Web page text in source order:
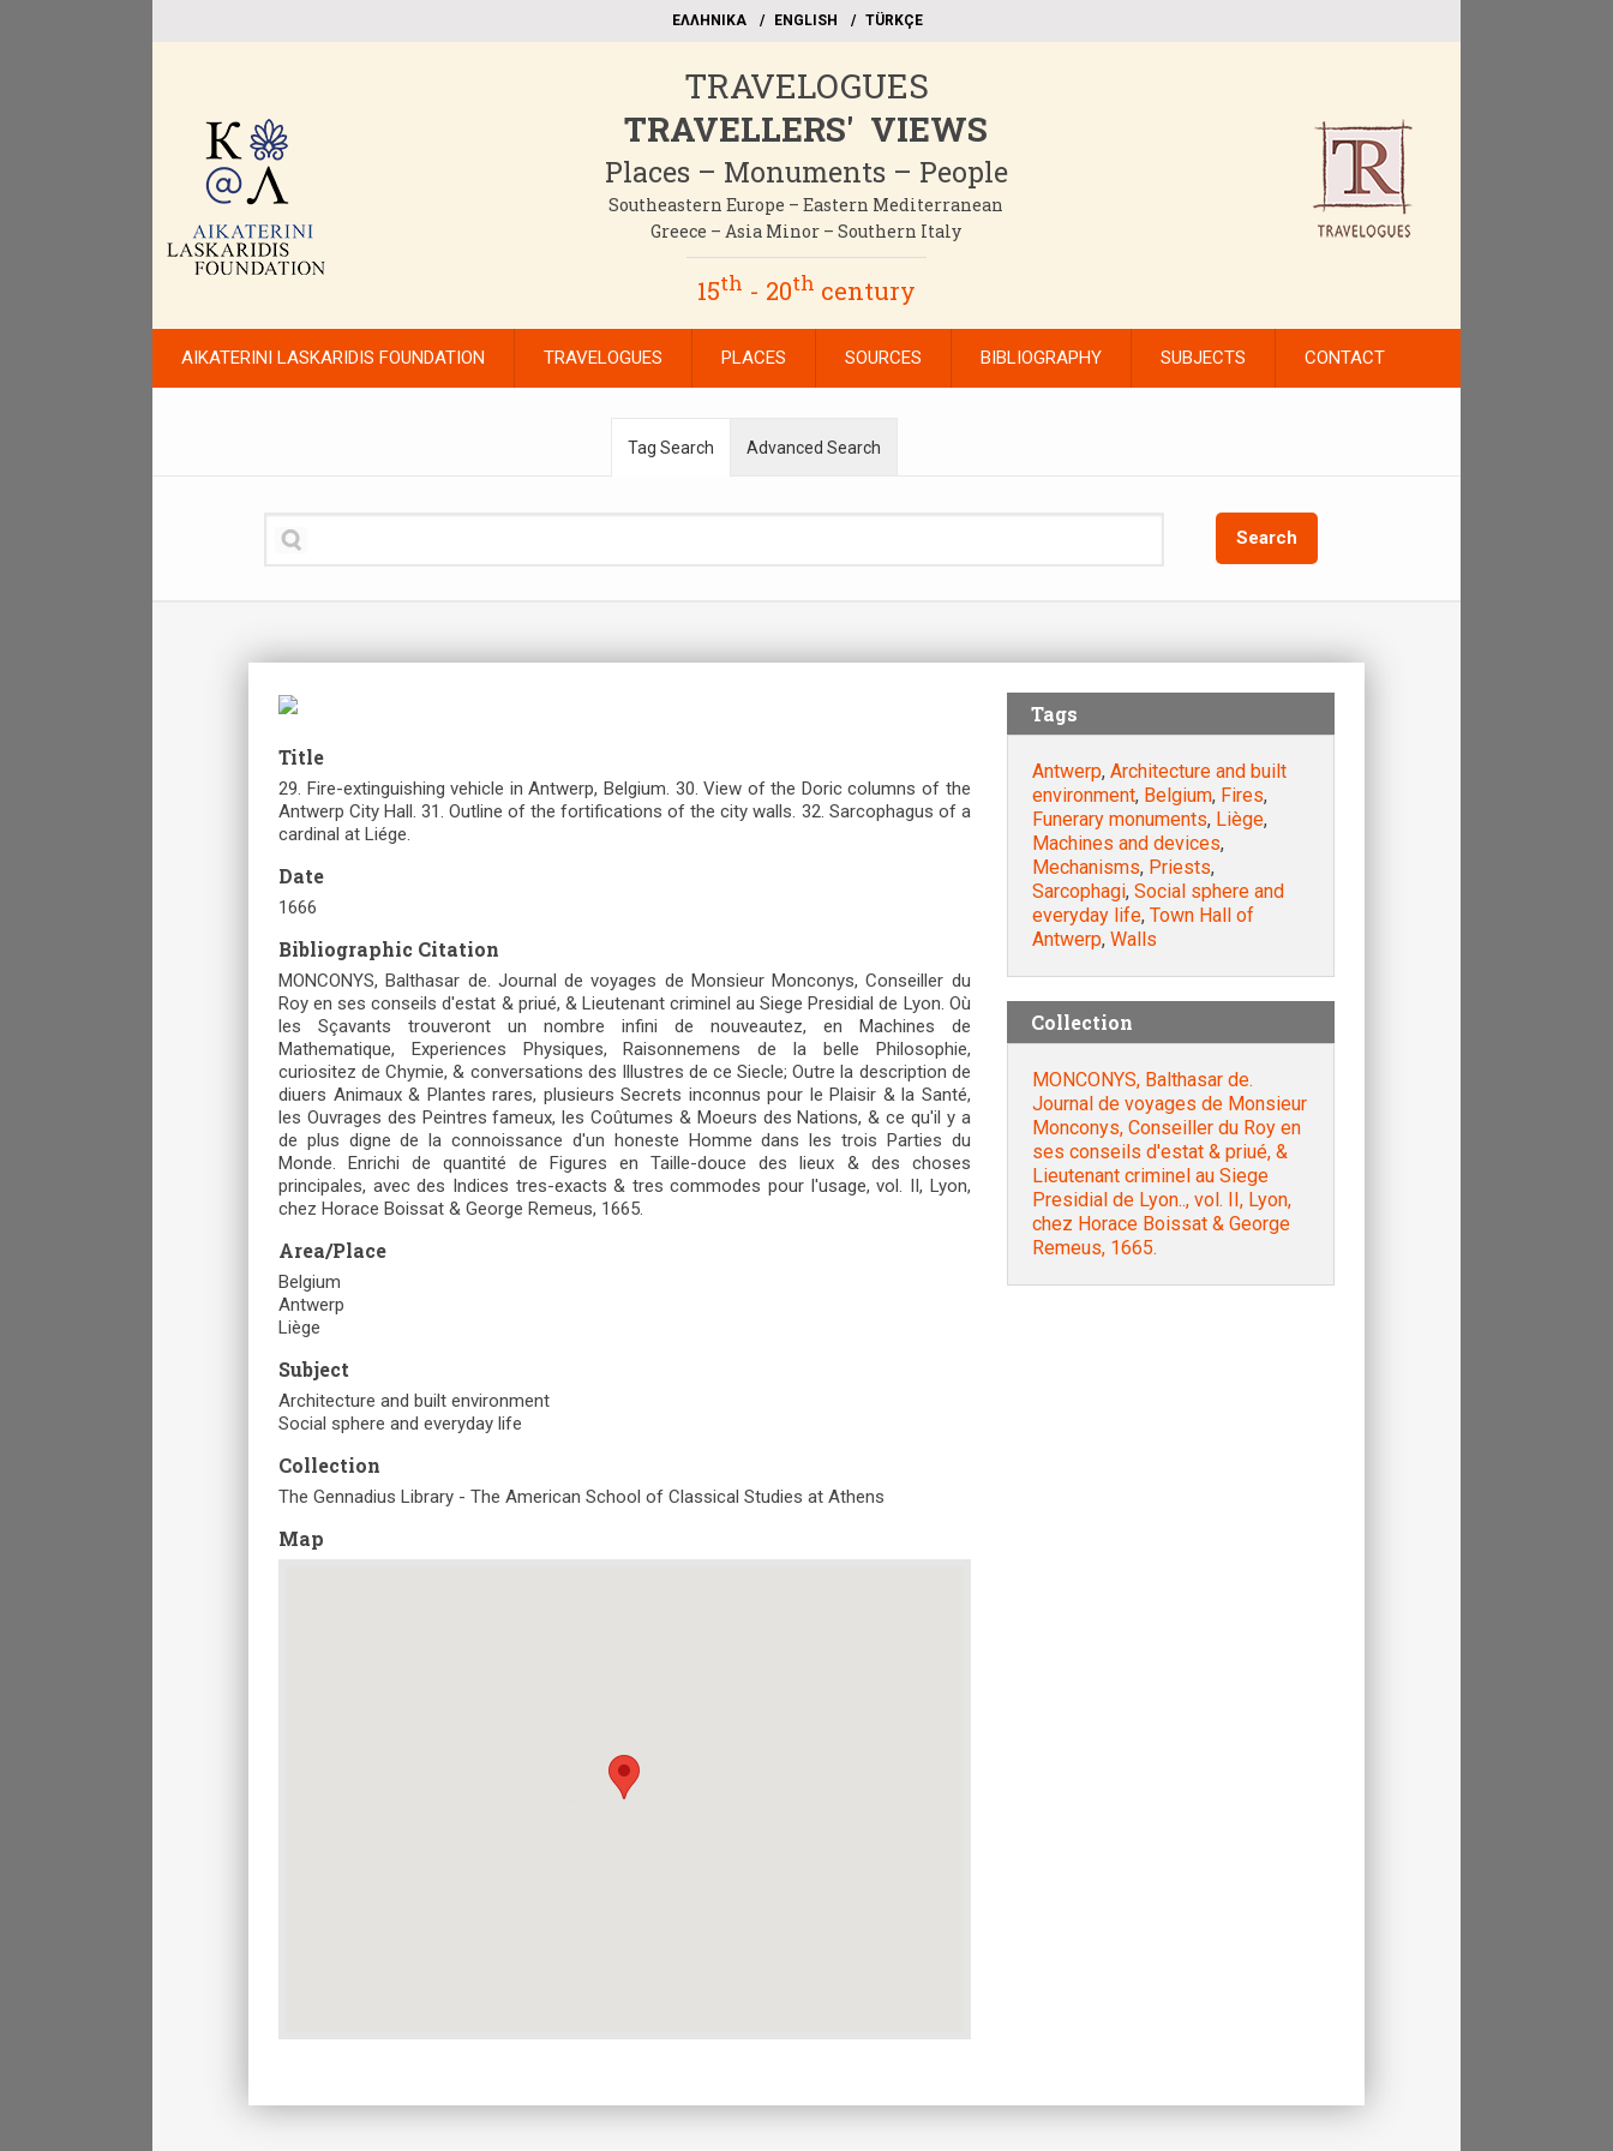
EΛΛΗΝΙΚΑ ΕΝGLISH TÜRKÇE
TRAVELOGUES
TRAVELLERS' VIEWS
Places – Monuments – People
Southeastern Europe – Eastern Mediterranean
Greece – Asia Minor – Southern Italy
15th - 20th century
AIKATERINI LASKARIDIS FOUNDATION TRAVELOGUES PLACES SOURCES BIBLIOGRAPHY SUBJECTS CONTACT
Tag Search
Search
Advanced Search
Title
29. Fire-extinguishing vehicle in Antwerp, Belgium. 30. View of the Doric columns of the
Antwerp City Hall. 31. Outline of the fortifications of the city walls. 32. Sarcophagus of a
cardinal at Liége.
Date
1666
Bibliographic Citation
MONCONYS, Balthasar de. Journal de voyages de Monsieur Monconys, Conseiller du
Roy en ses conseils d'estat & priué, & Lieutenant criminel au Siege Presidial de Lyon. Où
les Sçavants trouveront un nombre infini de nouveautez, en Machines de
Mathematique, Experiences Physiques, Raisonnemens de la belle Philosophie,
curiositez de Chymie, & conversations des Illustres de ce Siecle; Outre la description de
diuers Animaux & Plantes rares, plusieurs Secrets inconnus pour le Plaisir & la Santé,
les Ouvrages des Peintres fameux, les Coûtumes & Moeurs des Nations, & ce qu'il y a
de plus digne de la connoissance d'un honeste Homme dans les trois Parties du
Monde. Enrichi de quantité de Figures en Taille-douce des lieux & des choses
principales, avec des Indices tres-exacts & tres commodes pour l'usage, vol. II, Lyon,
chez Horace Boissat & George Remeus, 1665.
Area/Place
Belgium
Antwerp
Liège
Subject
Architecture and built environment
Social sphere and everyday life
Collection
The Gennadius Library - The American School of Classical Studies at Athens
Map
Tags
Antwerp, Architecture and built
environment, Belgium, Fires,
Funerary monuments, Liège,
Machines and devices,
Mechanisms, Priests,
Sarcophagi, Social sphere and
everyday life, Town Hall of
Antwerp, Walls
Collection
MONCONYS, Balthasar de.
Journal de voyages de Monsieur
Monconys, Conseiller du Roy en
ses conseils d'estat & priué, &
Lieutenant criminel au Siege
Presidial de Lyon.., vol. II, Lyon,
chez Horace Boissat & George
Remeus, 1665.